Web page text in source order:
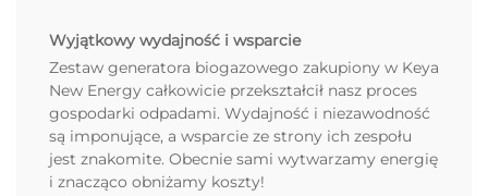
Wyjątkowy wydajność i wsparcie
Zestaw generatora biogazowego zakupiony w Keya
New Energy całkowicie przekształcił nasz proces
gospodarki odpadami. Wydajność i niezawodność
są imponujące, a wsparcie ze strony ich zespołu
jest znakomite. Obecnie sami wytwarzamy energię
i znacząco obniżamy koszty!